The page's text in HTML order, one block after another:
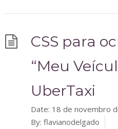
CSS para
“Meu
UberTaxi
Date: 18 de novembro
By: flavianodelgado